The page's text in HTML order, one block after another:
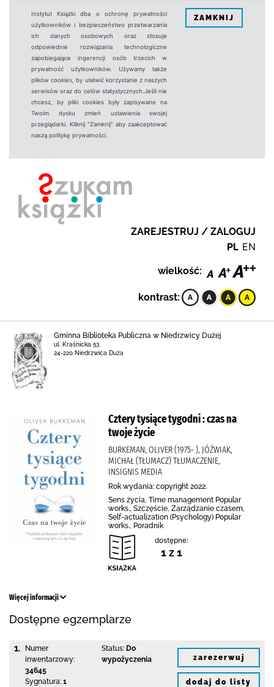
Instytut Książki dba o ochronę prywatności
użytkowników i bezpieczeństwo przetwarzania
ich danych osobowych oraz stosuje
odpowiednie rozwiązania technologiczne
zapobiegające ingerencji osób trzecich w
prywatność użytkowników. Używamy także
plików cookies, by ułatwić korzystanie z naszych
serwisów oraz do celów statystycznych.Jeśli nie
chcesz, by pliki cookies były zapisywane na
Twoim dysku zmień ustawienia swojej
przeglądarki. Kliknij "Zamknij" aby zaakceptować
naszą politykę prywatności.
ZAMKNIJ
ZAREJESTRUJ / ZALOGUJ
PL EN
wielkość:
kontrast:
Gminna Biblioteka Publiczna w Niedrzwicy Dużej
ul. Kraśnicka 53
24-220 Niedrzwica Duża
Cztery tysiące tygodni : czas na
twoje życie
BURKEMAN, OLIVER (1975- ), JÓŹWIAK,
MICHAŁ (TŁUMACZ) TŁUMACZENIE,
INSIGNIS MEDIA
Rok wydania: copyright 2022.
Sens życia, Time management Popular
works., Szczęście, Zarządzanie czasem,
Self-actualization (Psychology) Popular
works., Poradnik
dostępne:
1 z 1
Więcej informacji
Dostępne egzemplarze
1.
Numer
inwentarzowy:
34645
Sygnatura: 1
Status: Do
wypożyczenia
zarezerwuj
dodaj do listy